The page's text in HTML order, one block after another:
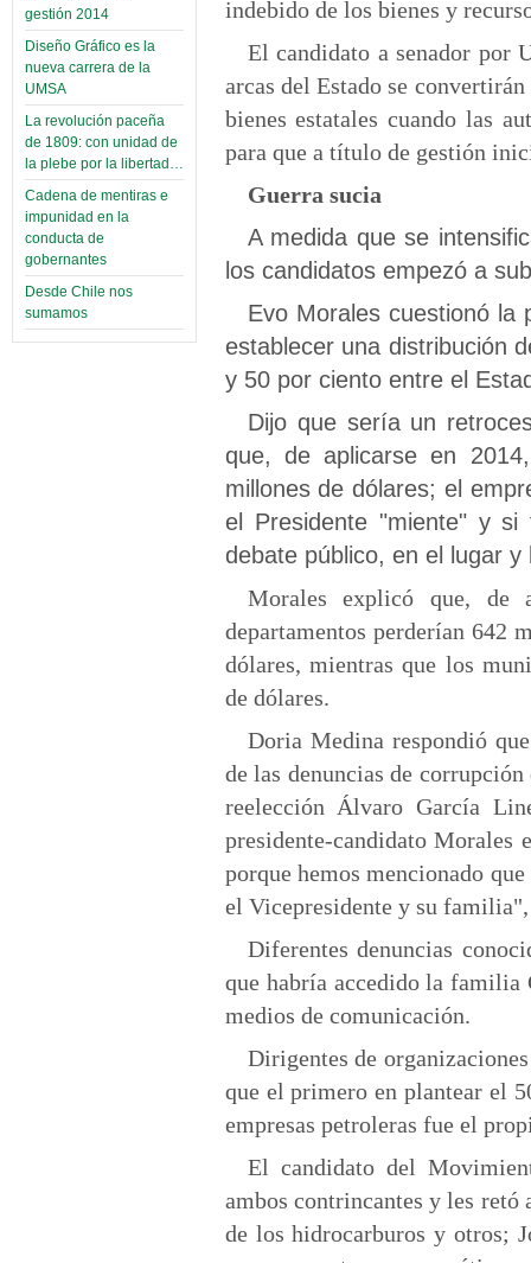
gestión 2014
Diseño Gráfico es la
nueva carrera de la
UMSA
La revolución paceña
de 1809: con unidad de
la plebe por la libertad…
Cadena de mentiras e
impunidad en la
conducta de
gobernantes
Desde Chile nos
sumamos
indebido de los bienes y
El candidato a senador por
arcas del Estado se
bienes estatales cuando las
para que a título de gestión
Guerra sucia
A medida que se
los candidatos empezó a
Evo Morales cuestionó la
establecer una distribución
y 50 por ciento entre el
Dijo que sería un
que, de aplicarse en
millones de dólares; el
el Presidente "miente" y
debate público, en el lugar
Morales explicó que, de
departamentos perderían 642
dólares, mientras que los
de dólares.
Doria Medina respondió
de las denuncias de
reelección Álvaro García
presidente-candidato Morales
porque hemos mencionado
el Vicepresidente y su
Diferentes denuncias
que habría accedido la familia
medios de comunicación.
Dirigentes de
que el primero en plantear el
empresas petroleras fue el
El candidato del
ambos contrincantes y les
de los hidrocarburos y otros;